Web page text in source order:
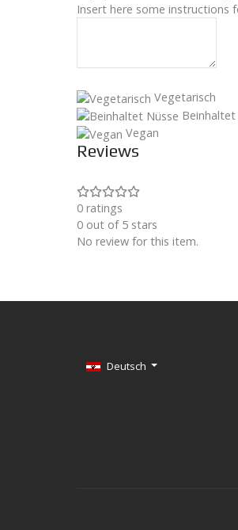
Insert here some instructions
Vegetarisch
Beinhaltet
Vegan
Reviews
0 ratings
0 out of 5 stars
No review for this item.
Sprache auswählen
Deutsch